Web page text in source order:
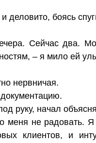
деловито, боясь
Сейчас два.
– я мило ей
нервничая.
руку, начал
меня не радовать.
клиентов, и